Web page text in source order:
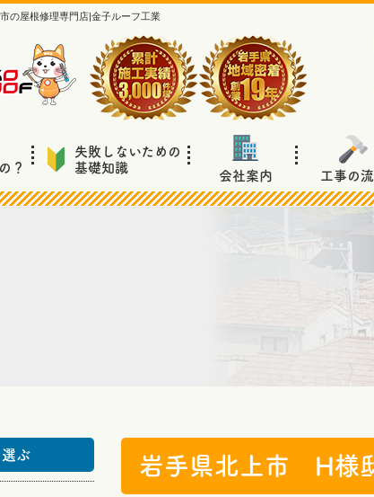
の屋根修理専門店|金子ルーフ工業
？
失敗しないための
基礎知識
会社案内 工事の
岩手県北上市 H様
ぶ